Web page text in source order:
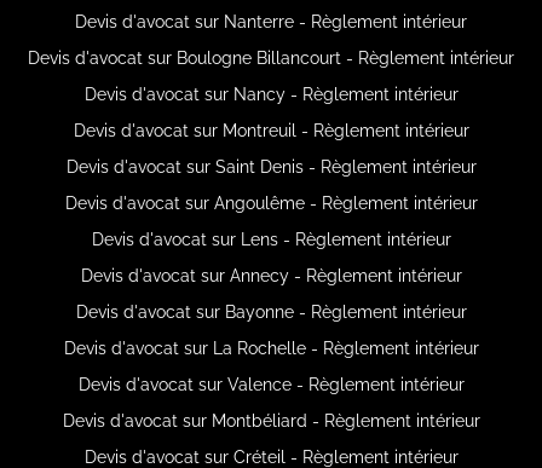
Devis d'avocat sur Nanterre - Règlement intérieur
Devis d'avocat sur Boulogne Billancourt - Règlement intérieur
Devis d'avocat sur Nancy - Règlement intérieur
Devis d'avocat sur Montreuil - Règlement intérieur
Devis d'avocat sur Saint Denis - Règlement intérieur
Devis d'avocat sur Angoulême - Règlement intérieur
Devis d'avocat sur Lens - Règlement intérieur
Devis d'avocat sur Annecy - Règlement intérieur
Devis d'avocat sur Bayonne - Règlement intérieur
Devis d'avocat sur La Rochelle - Règlement intérieur
Devis d'avocat sur Valence - Règlement intérieur
Devis d'avocat sur Montbéliard - Règlement intérieur
Devis d'avocat sur Créteil - Règlement intérieur